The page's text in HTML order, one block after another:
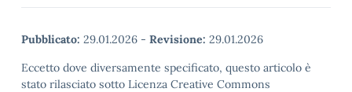
Pubblicato: 29.01.2026 - Revisione: 29.01.2026
Eccetto dove diversamente specificato, questo articolo è
stato rilasciato sotto Licenza Creative Commons